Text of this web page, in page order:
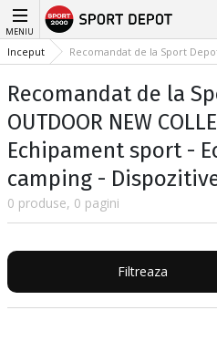
MENIU
Inceput Recomandat de la Sport
Recomandat de la
OUTDOOR NEW
Echipament sport -
camping -
0 produse, 0 pagini
Filtreaza